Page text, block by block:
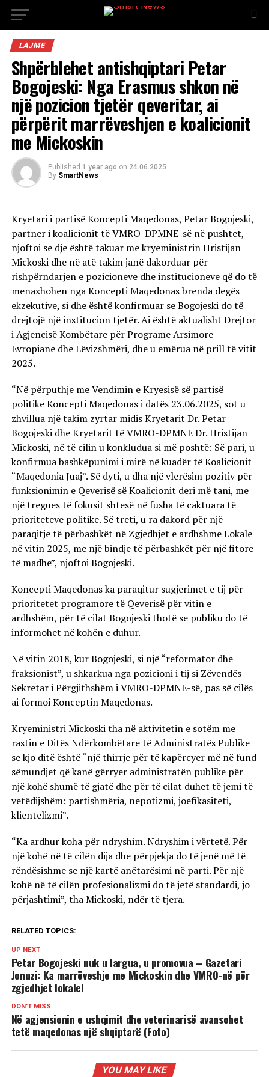
LAJME
Shpërblehet antishqiptari Petar
Bogojeski: Nga Erasmus shkon në
një pozicion tjetër qeveritar, ai
përpërit marrëveshjen e koalicionit
me Mickoskin
Published 1 year ago on 24.06.2025
By SmartNews
Kryetari i partisë Koncepti Maqedonas, Petar Bogojeski,
partner i koalicionit të VMRO-DPMNE-së në pushtet,
njoftoi se dje është takuar me kryeministrin Hristijan
Mickoski dhe në atë takim janë dakorduar për
rishpërndarjen e pozicioneve dhe institucioneve që do të
menaxhohen nga Koncepti Maqedonas brenda degës
ekzekutive, si dhe është konfirmuar se Bogojeski do të
drejtojë një institucion tjetër. Ai është aktualisht Drejtor
i Agjencisë Kombëtare për Programe Arsimore
Evropiane dhe Lëvizshmëri, dhe u emërua në prill të vitit
2025.
“Në përputhje me Vendimin e Kryesisë së partisë
politike Koncepti Maqedonas i datës 23.06.2025, sot u
zhvillua një takim zyrtar midis Kryetarit Dr. Petar
Bogojeski dhe Kryetarit të VMRO-DPMNE Dr. Hristijan
Mickoski, në të cilin u konkludua si më poshtë: Së pari, u
konfirmua bashkëpunimi i mirë në kuadër të Koalicionit
“Maqedonia Juaj”. Së dyti, u dha një vlerësim pozitiv për
funksionimin e Qeverisë së Koalicionit deri më tani, me
një tregues të fokusit shtesë në fusha të caktuara të
prioriteteve politike. Së treti, u ra dakord për një
paraqitje të përbashkët në Zgjedhjet e ardhshme Lokale
në vitin 2025, me një bindje të përbashkët për një fitore
të madhe”, njoftoi Bogojeski.
Koncepti Maqedonas ka paraqitur sugjerimet e tij për
prioritetet programore të Qeverisë për vitin e
ardhshëm, për të cilat Bogojeski thotë se publiku do të
informohet në kohën e duhur.
Në vitin 2018, kur Bogojeski, si një “reformator dhe
fraksionist”, u shkarkua nga pozicioni i tij si Zëvendës
Sekretar i Përgjithshëm i VMRO-DPMNE-së, pas së cilës
ai formoi Konceptin Maqedonas.
Kryeministri Mickoski tha në aktivitetin e sotëm me
rastin e Ditës Ndërkombëtare të Administratës Publike
se kjo ditë është “një thirrje për të kapërcyer më në fund
sëmundjet që kanë gërryer administratën publike për
një kohë shumë të gjatë dhe për të cilat duhet të jemi të
vetëdijshëm: partishmëria, nepotizmi, joefikasiteti,
klientelizmi”.
“Ka ardhur koha për ndryshim. Ndryshim i vërtetë. Për
një kohë në të cilën dija dhe përpjekja do të jenë më të
rëndësishme se një kartë anëtarësimi në parti. Për një
kohë në të cilën profesionalizmi do të jetë standardi, jo
përjashtimi”, tha Mickoski, ndër të tjera.
RELATED TOPICS:
UP NEXT
Petar Bogojeski nuk u largua, u promovua – Gazetari
Jonuzi: Ka marrëveshje me Mickoskin dhe VMRO-në për
zgjedhjet lokale!
DON'T MISS
Në agjensionin e ushqimit dhe veterinarisë avansohet
tetë maqedonas një shqiptarë (Foto)
YOU MAY LIKE